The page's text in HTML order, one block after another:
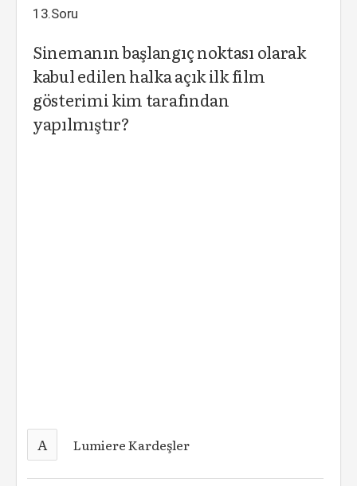
13.Soru
Sinemanın başlangıç noktası olarak
kabul edilen halka açık ilk film
gösterimi kim tarafından
yapılmıştır?
A Lumiere Kardeşler